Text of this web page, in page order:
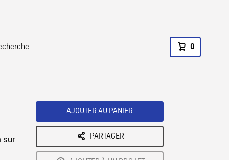
0
sur
AJOUTER AU PANIER
PARTAGER